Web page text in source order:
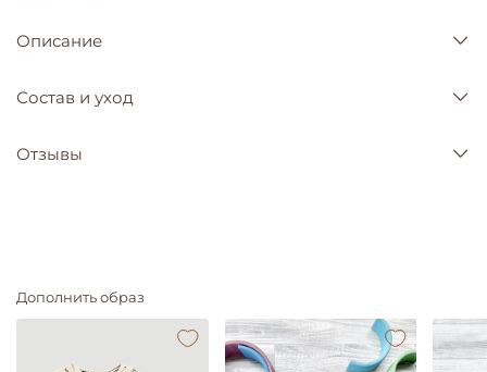
Описание
Состав и уход
Отзывы
Дополнить образ